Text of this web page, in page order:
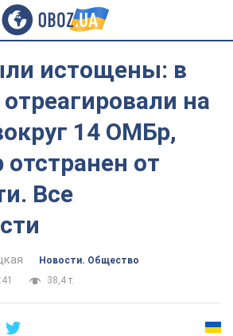
истощены: в
на
14 ОМБр,
от
Все
Новости. Общество
38,4 т.